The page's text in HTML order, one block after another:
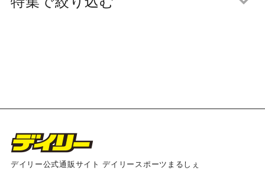
阪神タイガース×デイリー×江坂ジーンズ
デイリー公式通販サイト デイリースポーツまるしぇ